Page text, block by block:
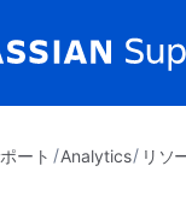
ート Analytics リソ